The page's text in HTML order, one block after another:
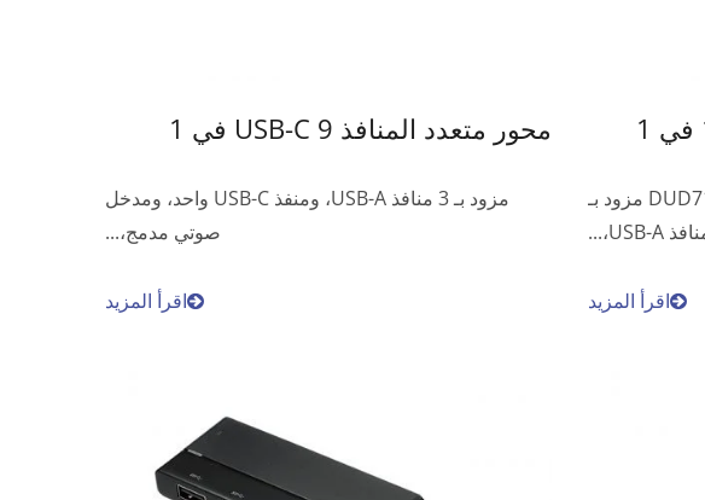
محور USB-C متعدد المنافذ 10 في 1 DUD7180 مزود بـ
اقرأ المزيد
محور متعدد المنافذ USB-C 9 في 1
مزود بـ 3 منافذ USB-A، ومنفذ USB-C واحد، ومدخل
صوتي مدمج،...
اقرأ المزيد